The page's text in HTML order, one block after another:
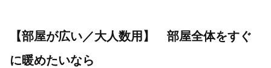
【部屋が広い／大人数用】 部屋全体をすぐ
に暖めたいなら